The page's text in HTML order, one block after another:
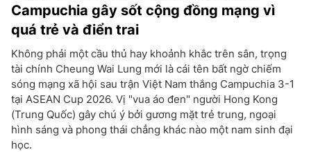
Campuchia gây sốt cộng đồng mạng vì
quá trẻ và điển trai
Không phải một cầu thủ hay khoảnh khắc trên sân, trọng
tài chính Cheung Wai Lung mới là cái tên bất ngờ chiếm
sóng mạng xã hội sau trận Việt Nam thắng Campuchia 3-1
tại ASEAN Cup 2026. Vị "vua áo đen" người Hong Kong
(Trung Quốc) gây chú ý bởi gương mặt trẻ trung, ngoại
hình sáng và phong thái chẳng khác nào một nam sinh đại
học.